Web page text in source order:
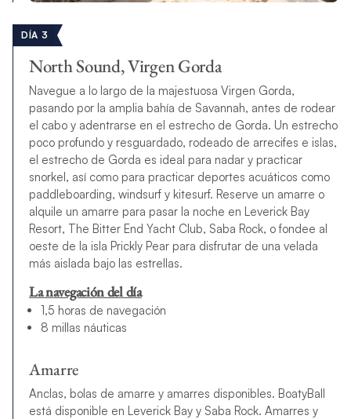
DÍA 3
North Sound, Virgen Gorda
Navegue a lo largo de la majestuosa Virgen Gorda,
pasando por la amplia bahía de Savannah, antes de rodear
el cabo y adentrarse en el estrecho de Gorda. Un estrecho
poco profundo y resguardado, rodeado de arrecifes e islas,
el estrecho de Gorda es ideal para nadar y practicar
snorkel, así como para practicar deportes acuáticos como
paddleboarding, windsurf y kitesurf. Reserve un amarre o
alquile un amarre para pasar la noche en Leverick Bay
Resort, The Bitter End Yacht Club, Saba Rock, o fondee al
oeste de la isla Prickly Pear para disfrutar de una velada
más aislada bajo las estrellas.
La navegación del día
1,5 horas de navegación
8 millas náuticas
Amarre
Anclas, bolas de amarre y amarres disponibles. BoatyBall
está disponible en Leverick Bay y Saba Rock. Amarres y